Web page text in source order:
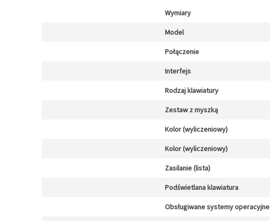
Wymiary
Model
Połączenie
Interfejs
Rodzaj klawiatury
Zestaw z myszką
Kolor (wyliczeniowy)
Kolor (wyliczeniowy)
Zasilanie (lista)
Podświetlana klawiatura
Obsługiwane systemy operacyjne